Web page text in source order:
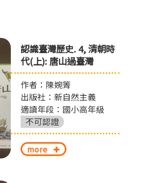
認識臺灣歷史. 4, 清朝時
代(上): 唐山過臺灣
作者：陳婉箐
出版社：新自然主義
適讀年段：國小高年級
不可認證
more